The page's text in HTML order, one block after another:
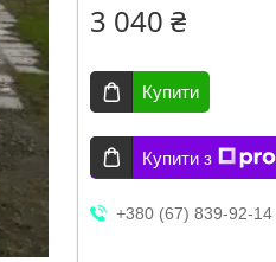
3 040 ₴
Купити
Купити з
+380 (67) 839-92-14